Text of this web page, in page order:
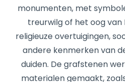
monumenten, met
treurwilg of het oog van
religieuze overtuigingen,
andere kenmerken van
duiden. De grafstenen
materialen gemaakt,